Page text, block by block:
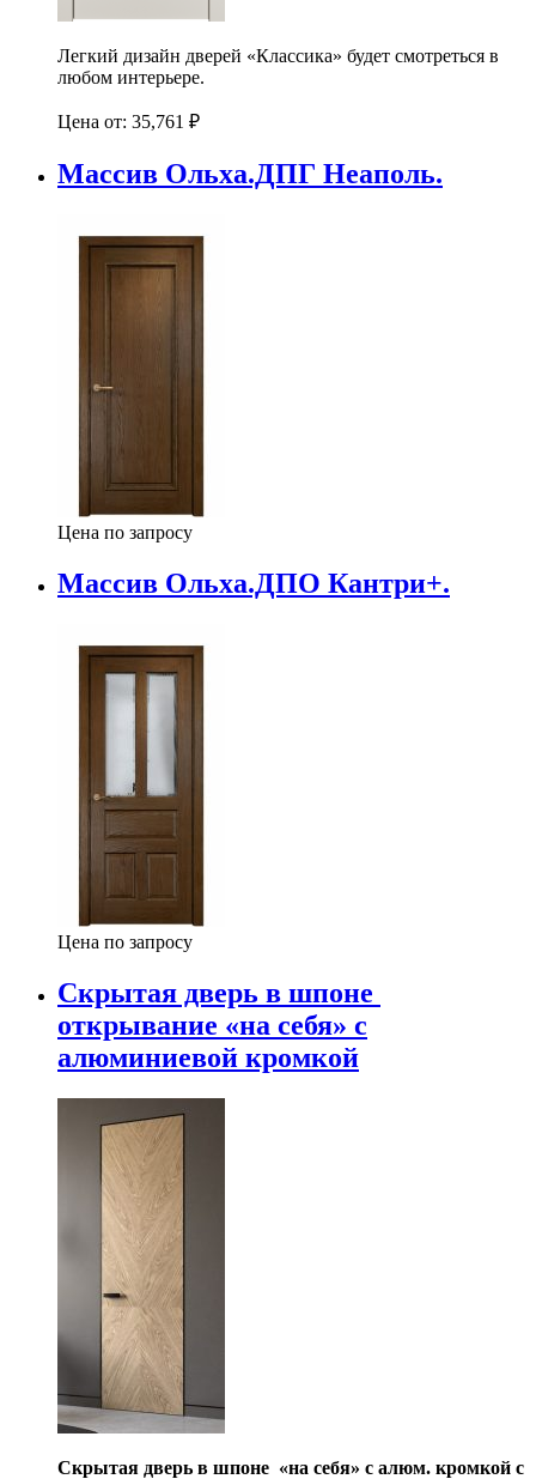
Легкий дизайн дверей «Классика» будет смотреться в
любом интерьере.
Цена от: 35,761 ₽
Массив Ольха.ДПГ Неаполь.
Цена по запросу
Массив Ольха.ДПО Кантри+.
Цена по запросу
Скрытая дверь в шпоне
открывание «на себя» с
алюминиевой кромкой
Скрытая дверь в шпоне «на себя» с алюм. кромкой с